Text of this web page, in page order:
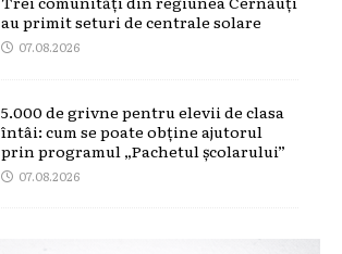
au primit seturi de centrale solare
07.08.2026
5.000 de grivne pentru elevii de clasa
întâi: cum se poate obține ajutorul
prin programul „Pachetul școlarului”
07.08.2026